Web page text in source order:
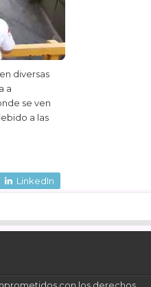
diversas
a
se ven
a las
LinkedIn